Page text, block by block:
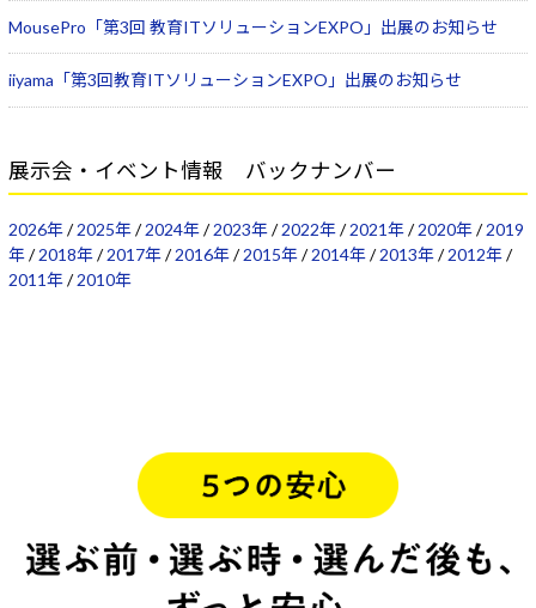
MousePro「第3回 教育ITソリューションEXPO」出展のお知らせ
iiyama「第3回教育ITソリューションEXPO」出展のお知らせ
展示会・イベント情報 バックナンバー
2026年/2025年/2024年/2023年/2022年/2021年/2020年/2019
年/2018年/2017年/2016年/2015年/2014年/2013年/2012年/
2011年/2010年